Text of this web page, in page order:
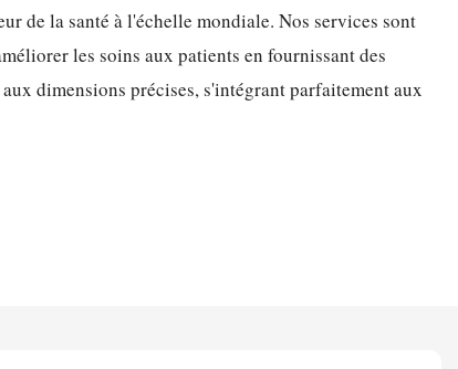
de la santé à l'échelle mondiale. Nos services sont
les soins aux patients en fournissant des
dimensions précises, s'intégrant parfaitement aux